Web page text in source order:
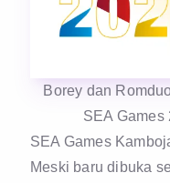
Borey dan
SEA Games
SEA Games
Meski baru dibuka